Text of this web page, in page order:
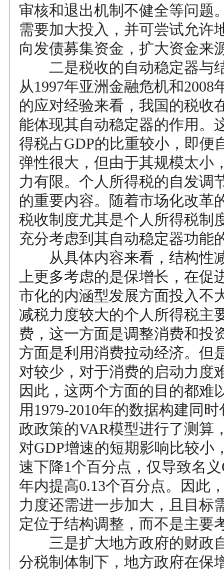
审核和退出机制不健全等问题
需要加大投入，并可尝试允许
向发债募集资金，扩大资金来
二是税收的自动稳定器与
从1997年亚洲金融危机和2008
的应对经验来看，我国的税收
能体现其自动稳定器的作用。
得税占GDP的比重较小，即便
弹性很大，但由于其规模太小
力有限。个人所得税的自发调
的重要内容。随着市场化改革
税收制度尤其是个人所得税制
充分考虑到其自动稳定器功能
从具体内容来看，结构性
上更多考虑的是保增长，在促
市化的内涵型发展方面投入不
减税力度较大的个人所得税主
费，这一方面是调整消费和投
方面是利用消费拉动经济。但
对较少，对于消费的启动力度
因此，这两个方面的目的都难
用1979-2010年的数据构建同
政政策的VAR模型进行了测算
对GDP增速的短期影响比较小
速下降1个百分点，仅导致名
年内提高0.13个百分点。因此
力度还需进一步加大，且目标
定位于结构调整，而不是主要
三是扩大地方政府的财政
分税制体制下，地方政府在保